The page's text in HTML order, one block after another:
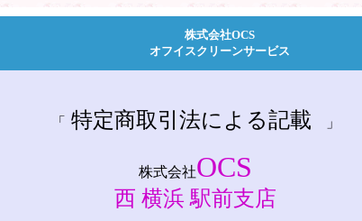
株式会社OCS
オフイスクリーンサービス
「 特定商取引法による記載 」
株式会社OCS
西 横浜 駅前支店